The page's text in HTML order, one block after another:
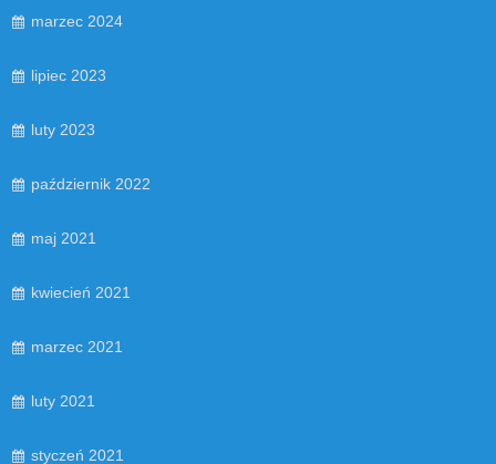
marzec 2024
lipiec 2023
luty 2023
październik 2022
maj 2021
kwiecień 2021
marzec 2021
luty 2021
styczeń 2021